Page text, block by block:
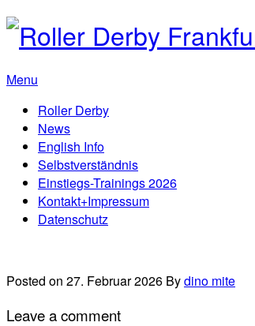
Menu
Roller Derby
News
English Info
Selbstverständnis
Einstiegs-Trainings 2026
Kontakt+Impressum
Datenschutz
Posted on 27. Februar 2026 Bydino mite
Leave a comment